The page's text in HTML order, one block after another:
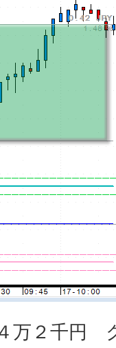
万２千円